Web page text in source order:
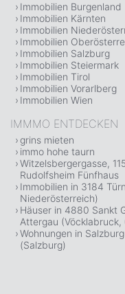
Immobilien Burgenland
Immobilien Kärnten
Immobilien
Immobilien
Immobilien Salzburg
Immobilien Steiermark
Immobilien Tirol
Immobilien Vorarlberg
Immobilien Wien
IMMMO ENTDECKEN
grins mieten
immo hohe taurn
Witzelsbergergasse,
Rudolfsheim Fünfhaus
Immobilien in 3184
Niederösterreich)
Häuser in 4880 Sankt
Attergau
Wohnungen in
(Salzburg)